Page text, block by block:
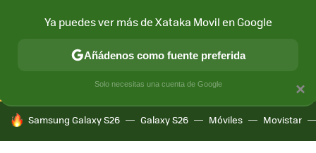
CONECTIVIDAD MÓVIL Y SOCIEDAD APLICACIONES
HOY SE HABLA DE
Samsung Galaxy S26 Galaxy S26 Móviles Movistar
×
Ya puedes ver más de Xataka Movil en Google
Añádenos como fuente preferida
Solo necesitas una cuenta de Google